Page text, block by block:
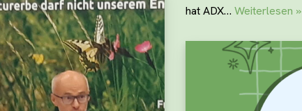
hat ADX… Weiterlesen »